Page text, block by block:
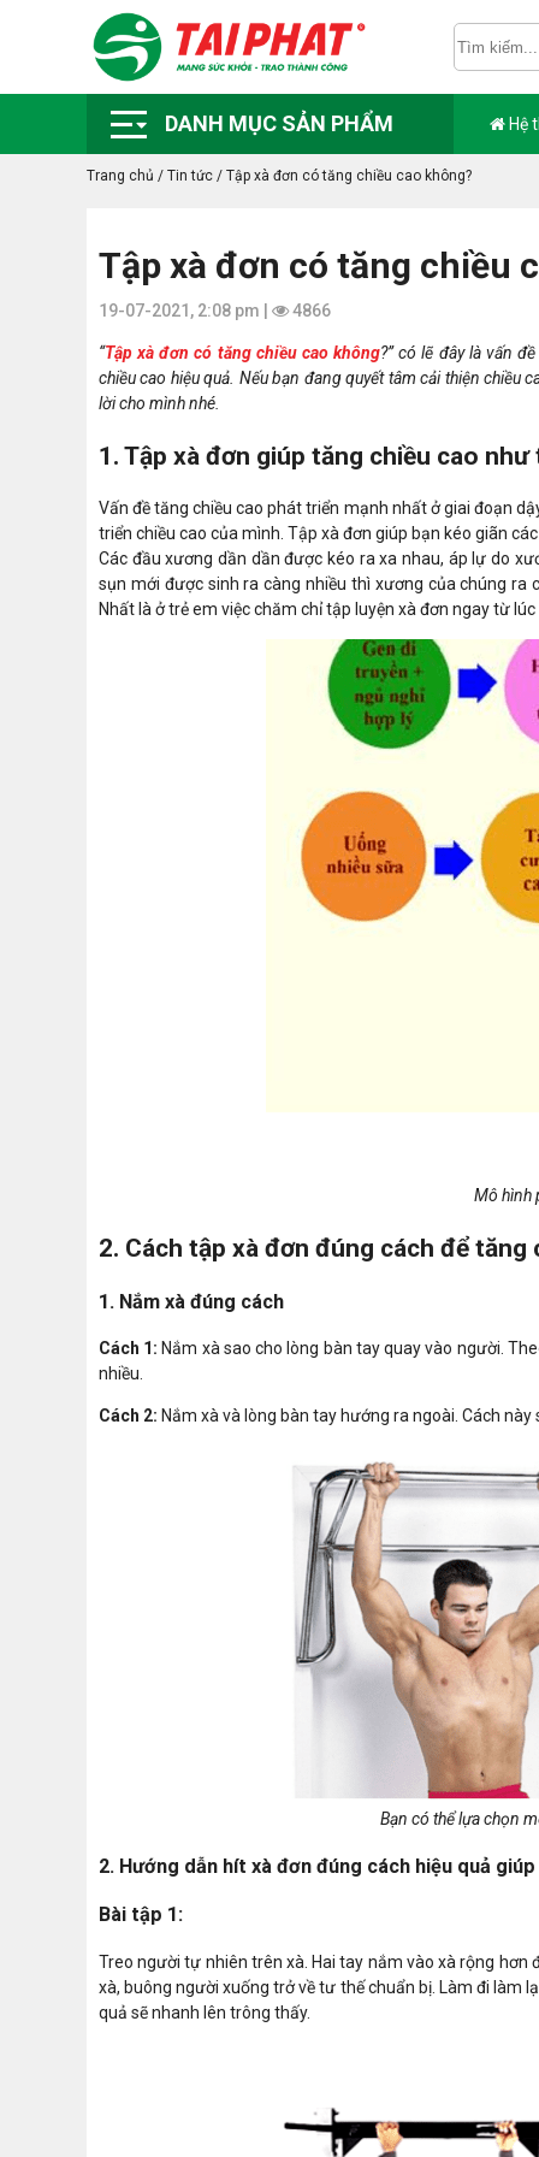
DANH MỤC SẢN PHẨM Hệ
Trang chủ / Tin tức / Tập xà đơn có tăng chiều cao không?
Tập xà đơn có tăng chiều
19-07-2021, 2:08 pm | 4866
“Tập xà đơn có tăng chiều cao không?” có lẽ đây là vấn
chiều cao hiệu quả. Nếu bạn đang quyết tâm cải thiện chiều
lời cho mình nhé.
1. Tập xà đơn giúp tăng chiều cao như
Vấn đề tăng chiều cao phát triển mạnh nhất ở giai đoạn
triển chiều cao của mình. Tập xà đơn giúp bạn kéo giãn
Các đầu xương dần dần được kéo ra xa nhau, áp lự do
sụn mới được sinh ra càng nhiều thì xương của chúng ra
Nhất là ở trẻ em việc chăm chỉ tập luyện xà đơn ngay từ
Mô hình
2. Cách tập xà đơn đúng cách để tăng
1. Nắm xà đúng cách
Cách 1: Nắm xà sao cho lòng bàn tay quay vào người.
nhiều.
Cách 2: Nắm xà và lòng bàn tay hướng ra ngoài. Cách
Bạn có thể lựa chọn
2. Hướng dẫn hít xà đơn đúng cách hiệu quả
Bài tập 1:
Treo người tự nhiên trên xà. Hai tay nắm vào xà rộng hơn
xà, buông người xuống trở về tư thế chuẩn bị. Làm đi làm
quả sẽ nhanh lên trông thấy.